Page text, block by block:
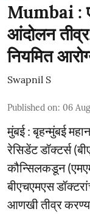
Mumbai :
आंदोलन
नियमित
Swapnil S
Published on: 06
मुंबई : बृहन्मुंबई
रेसिडेंट डॉक्टर्स
कौन्सिलकडून
बीएचएमएस
आणखी तीव्र